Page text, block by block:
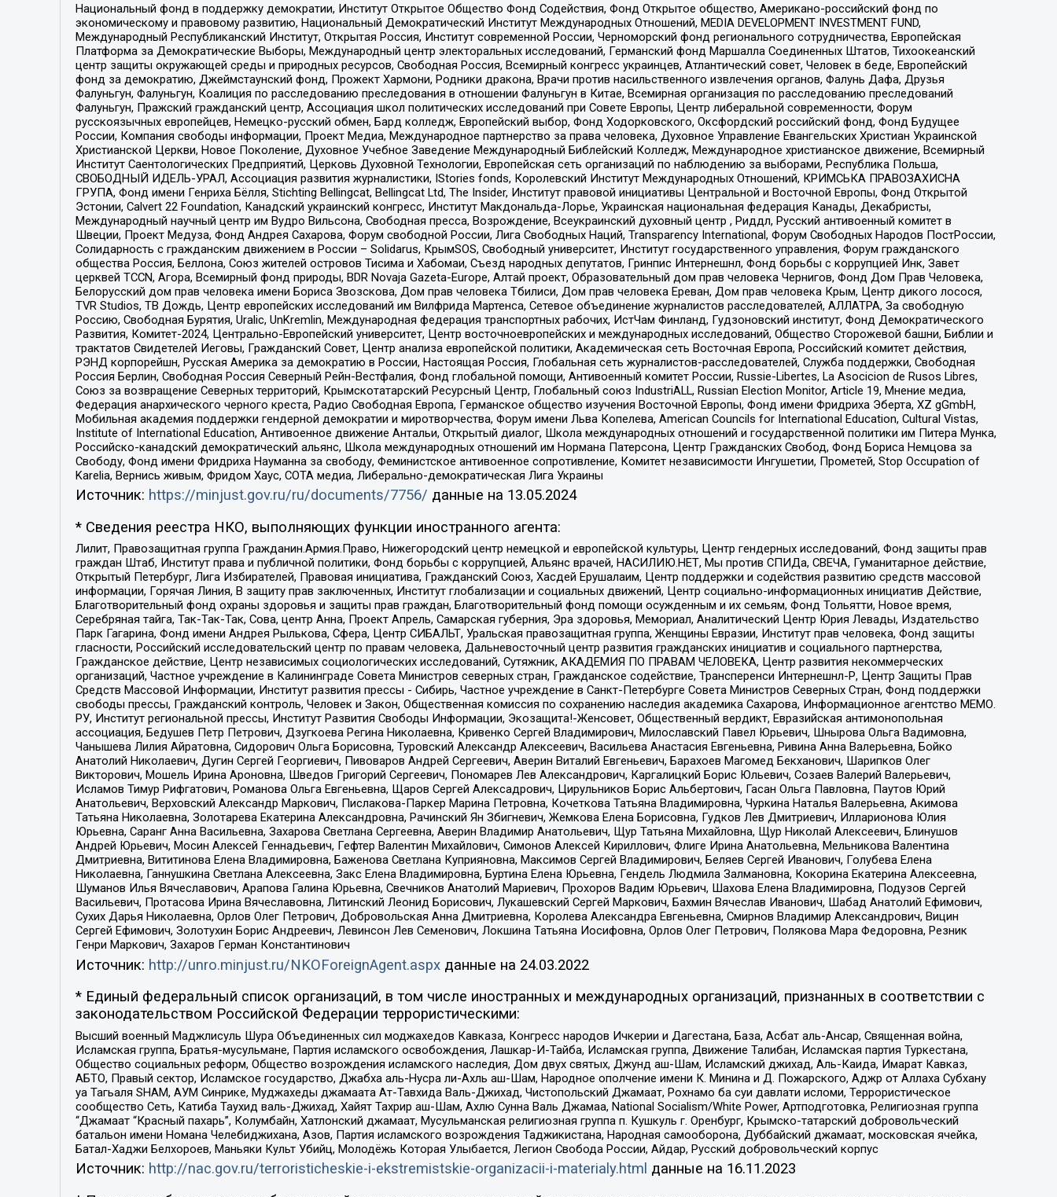
Национальный фонд в поддержку демократии, Институт Открытое Общество Фонд Содействия, Фонд Открытое общество, Американо-российский фонд по
экономическому и правовому развитию, Национальный Демократический Институт Международных Отношений, MEDIA DEVELOPMENT INVESTMENT FUND,
Международный Республиканский Институт, Открытая Россия, Институт современной России, Черноморский фонд регионального сотрудничества, Европейская
Платформа за Демократические Выборы, Международный центр электоральных исследований, Германский фонд Маршалла Соединенных Штатов, Тихоокеанский
центр защиты окружающей среды и природных ресурсов, Свободная Россия, Всемирный конгресс украинцев, Атлантический совет, Человек в беде, Европейский
фонд за демократию, Джеймстаунский фонд, Прожект Хармони, Родники дракона, Врачи против насильственного извлечения органов, Фалунь Дафа, Друзья
Фалуньгун, Фалуньгун, Коалиция по расследованию преследования в отношении Фалуньгун в Китае, Всемирная организация по расследованию преследований
Фалуньгун, Пражский гражданский центр, Ассоциация школ политических исследований при Совете Европы, Центр либеральной современности, Форум
русскоязычных европейцев, Немецко-русский обмен, Бард колледж, Европейский выбор, Фонд Ходорковского, Оксфордский российский фонд, Фонд Будущее
России, Компания свободы информации, Проект Медиа, Международное партнерство за права человека, Духовное Управление Евангельских Христиан Украинской
Христианской Церкви, Новое Поколение, Духовное Учебное Заведение Международный Библейский Колледж, Международное христианское движение, Всемирный
Институт Саентологических Предприятий, Церковь Духовной Технологии, Европейская сеть организаций по наблюдению за выборами, Республика Польша,
СВОБОДНЫЙ ИДЕЛЬ-УРАЛ, Ассоциация развития журналистики, IStories fonds, Королевский Институт Международных Отношений, КРИМСЬКА ПРАВОЗАХИСНА
ГРУПА, Фонд имени Генриха Бёлля, Stichting Bellingcat, Bellingcat Ltd, The Insider, Институт правовой инициативы Центральной и Восточной Европы, Фонд Открытой
Эстонии, Calvert 22 Foundation, Канадский украинский конгресс, Институт Макдональда-Лорье, Украинская национальная федерация Канады, Декабристы,
Международный научный центр им Вудро Вильсона, Свободная пресса, Возрождение, Всеукраинский духовный центр , Риддл, Русский антивоенный комитет в
Швеции, Проект Медуза, Фонд Андрея Сахарова, Форум свободной России, Лига Свободных Наций, Transparеncy International, Форум Свободных Народов ПостРоссии,
Солидарность с гражданским движением в России – Solidarus, КрымSOS, Свободный университет, Институт государственного управления, Форум гражданского
общества Россия, Беллона, Союз жителей островов Тисима и Хабомаи, Съезд народных депутатов, Гринпис Интернешнл, Фонд борьбы с коррупцией Инк, Завет
церквей TCCN, Агора, Всемирный фонд природы, BDR Novaja Gazeta-Europe, Алтай проект, Образовательный дом прав человека Чернигов, Фонд Дом Прав Человека,
Белорусский дом прав человека имени Бориса Звозскова, Дом прав человека Тбилиси, Дом прав человека Ереван, Дом прав человека Крым, Центр дикого лосося,
TVR Studios, ТВ Дождь, Центр европейских исследований им Вилфрида Мартенса, Сетевое объединение журналистов расследователей, АЛЛАТРА, За свободную
Россию, Свободная Бурятия, Uralic, UnKremlin, Международная федерация транспортных рабочих, ИстЧам Финланд, Гудзоновский институт, Фонд Демократического
Развития, Комитет-2024, Центрально-Европейский университет, Центр восточноевропейских и международных исследований, Общество Сторожевой башни, Библии и
трактатов Свидетелей Иеговы, Гражданский Совет, Центр анализа европейской политики, Академическая сеть Восточная Европа, Российский комитет действия,
РЭНД корпорейшн, Русская Америка за демократию в России, Настоящая Россия, Глобальная сеть журналистов-расследователей, Служба поддержки, Свободная
Россия Берлин, Свободная Россия Северный Рейн-Вестфалия, Фонд глобальной помощи, Антивоенный комитет России, Russie-Libertes, La Asocicion de Rusos Libres,
Союз за возвращение Северных территорий, Крымскотатарский Ресурсный Центр, Глобальный союз IndustriALL, Russian Election Monitor, Article 19, Мнение медиа,
Федерация анархического черного креста, Радио Свободная Европа, Германское общество изучения Восточной Европы, Фонд имени Фридриха Эберта, XZ gGmbH,
Мобильная академия поддержки гендерной демократии и миротворчества, Форум имени Льва Копелева, American Councils for International Education, Cultural Vistas,
Institute of International Education, Антивоенное движение Антальи, Открытый диалог, Школа международных отношений и государственной политики им Питера Мунка,
Российско-канадский демократический альянс, Школа международных отношений им Нормана Патерсона, Центр Гражданских Свобод, Фонд Бориса Немцова за
Свободу, Фонд имени Фридриха Науманна за свободу, Феминистское антивоенное сопротивление, Комитет независимости Ингушетии, Прометей, Stop Occupation of
Karelia, Вернись живым, Фридом Хаус, СОТА медиа, Либерально-демократическая Лига Украины
Источник: https://minjust.gov.ru/ru/documents/7756/ данные на 13.05.2024
* Сведения реестра НКО, выполняющих функции иностранного агента:
Лилит, Правозащитная группа Гражданин.Армия.Право, Нижегородский центр немецкой и европейской культуры, Центр гендерных исследований, Фонд защиты прав
граждан Штаб, Институт права и публичной политики, Фонд борьбы с коррупцией, Альянс врачей, НАСИЛИЮ.НЕТ, Мы против СПИДа, СВЕЧА, Гуманитарное действие,
Открытый Петербург, Лига Избирателей, Правовая инициатива, Гражданский Союз, Хасдей Ерушалаим, Центр поддержки и содействия развитию средств массовой
информации, Горячая Линия, В защиту прав заключенных, Институт глобализации и социальных движений, Центр социально-информационных инициатив Действие,
Благотворительный фонд охраны здоровья и защиты прав граждан, Благотворительный фонд помощи осужденным и их семьям, Фонд Тольятти, Новое время,
Серебряная тайга, Так-Так-Так, Сова, центр Анна, Проект Апрель, Самарская губерния, Эра здоровья, Мемориал, Аналитический Центр Юрия Левады, Издательство
Парк Гагарина, Фонд имени Андрея Рылькова, Сфера, Центр СИБАЛЬТ, Уральская правозащитная группа, Женщины Евразии, Институт прав человека, Фонд защиты
гласности, Российский исследовательский центр по правам человека, Дальневосточный центр развития гражданских инициатив и социального партнерства,
Гражданское действие, Центр независимых социологических исследований, Сутяжник, АКАДЕМИЯ ПО ПРАВАМ ЧЕЛОВЕКА, Центр развития некоммерческих
организаций, Частное учреждение в Калининграде Совета Министров северных стран, Гражданское содействие, Трансперенси Интернешнл-Р, Центр Защиты Прав
Средств Массовой Информации, Институт развития прессы - Сибирь, Частное учреждение в Санкт-Петербурге Совета Министров Северных Стран, Фонд поддержки
свободы прессы, Гражданский контроль, Человек и Закон, Общественная комиссия по сохранению наследия академика Сахарова, Информационное агентство МЕМО.
РУ, Институт региональной прессы, Институт Развития Свободы Информации, Экозащита!-Женсовет, Общественный вердикт, Евразийская антимонопольная
ассоциация, Бедушев Петр Петрович, Дзугкоева Регина Николаевна, Кривенко Сергей Владимирович, Милославский Павел Юрьевич, Шнырова Ольга Вадимовна,
Чанышева Лилия Айратовна, Сидорович Ольга Борисовна, Туровский Александр Алексеевич, Васильева Анастасия Евгеньевна, Ривина Анна Валерьевна, Бойко
Анатолий Николаевич, Дугин Сергей Георгиевич, Пивоваров Андрей Сергеевич, Аверин Виталий Евгеньевич, Барахоев Магомед Бекханович, Шарипков Олег
Викторович, Мошель Ирина Ароновна, Шведов Григорий Сергеевич, Пономарев Лев Александрович, Каргалицкий Борис Юльевич, Созаев Валерий Валерьевич,
Исламов Тимур Рифгатович, Романова Ольга Евгеньевна, Щаров Сергей Алексадрович, Цирульников Борис Альбертович, Гасан Ольга Павловна, Паутов Юрий
Анатольевич, Верховский Александр Маркович, Пислакова-Паркер Марина Петровна, Кочеткова Татьяна Владимировна, Чуркина Наталья Валерьевна, Акимова
Татьяна Николаевна, Золотарева Екатерина Александровна, Рачинский Ян Збигневич, Жемкова Елена Борисовна, Гудков Лев Дмитриевич, Илларионова Юлия
Юрьевна, Саранг Анна Васильевна, Захарова Светлана Сергеевна, Аверин Владимир Анатольевич, Щур Татьяна Михайловна, Щур Николай Алексеевич, Блинушов
Андрей Юрьевич, Мосин Алексей Геннадьевич, Гефтер Валентин Михайлович, Симонов Алексей Кириллович, Флиге Ирина Анатольевна, Мельникова Валентина
Дмитриевна, Вититинова Елена Владимировна, Баженова Светлана Куприяновна, Максимов Сергей Владимирович, Беляев Сергей Иванович, Голубева Елена
Николаевна, Ганнушкина Светлана Алексеевна, Закс Елена Владимировна, Буртина Елена Юрьевна, Гендель Людмила Залмановна, Кокорина Екатерина Алексеевна,
Шуманов Илья Вячеславович, Арапова Галина Юрьевна, Свечников Анатолий Мариевич, Прохоров Вадим Юрьевич, Шахова Елена Владимировна, Подузов Сергей
Васильевич, Протасова Ирина Вячеславовна, Литинский Леонид Борисович, Лукашевский Сергей Маркович, Бахмин Вячеслав Иванович, Шабад Анатолий Ефимович,
Сухих Дарья Николаевна, Орлов Олег Петрович, Добровольская Анна Дмитриевна, Королева Александра Евгеньевна, Смирнов Владимир Александрович, Вицин
Сергей Ефимович, Золотухин Борис Андреевич, Левинсон Лев Семенович, Локшина Татьяна Иосифовна, Орлов Олег Петрович, Полякова Мара Федоровна, Резник
Генри Маркович, Захаров Герман Константинович
Источник: http://unro.minjust.ru/NKOForeignAgent.aspxданные на 24.03.2022
* Единый федеральный список организаций, в том числе иностранных и международных организаций, признанных в соответствии с
законодательством Российской Федерации террористическими:
Высший военный Маджлисуль Шура Объединенных сил моджахедов Кавказа, Конгресс народов Ичкерии и Дагестана, База, Асбат аль-Ансар, Священная война,
Исламская группа, Братья-мусульмане, Партия исламского освобождения, Лашкар-И-Тайба, Исламская группа, Движение Талибан, Исламская партия Туркестана,
Общество социальных реформ, Общество возрождения исламского наследия, Дом двух святых, Джунд аш-Шам, Исламский джихад, Аль-Каида, Имарат Кавказ,
АБТО, Правый сектор, Исламское государство, Джабха аль-Нусра ли-Ахль аш-Шам, Народное ополчение имени К. Минина и Д. Пожарского, Аджр от Аллаха Субхану
уа Тагьаля SHAM, АУМ Синрике, Муджахеды джамаата Ат-Тавхида Валь-Джихад, Чистопольский Джамаат, Рохнамо ба суи давлати исломи, Террористическое
сообщество Сеть, Катиба Таухид валь-Джихад, Хайят Тахрир аш-Шам, Ахлю Сунна Валь Джамаа, National Socialism/White Power, Артподготовка, Религиозная группа
“Джамаат “Красный пахарь”, Колумбайн, Хатлонский джамаат, Мусульманская религиозная группа п. Кушкуль г. Оренбург, Крымско-татарский добровольческий
батальон имени Номана Челебиджихана, Азов, Партия исламского возрождения Таджикистана, Народная самооборона, Дуббайский джамаат, московская ячейка,
Батал-Хаджи Белхороев, Маньяки Культ Убийц, Молодёжь Которая Улыбается, Легион Свобода России, Айдар, Русский добровольческий корпус
Источник: http://nac.gov.ru/terroristicheskie-i-ekstremistskie-organizacii-i-materialy.html данные на 16.11.2023